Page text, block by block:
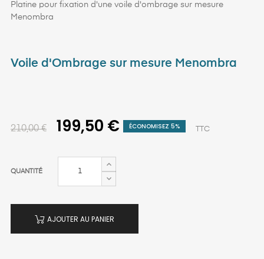
Platine pour fixation d'une voile d'ombrage sur mesure
Menombra
Voile d'Ombrage sur mesure Menombra
210,00 € 199,50 € ÉCONOMISEZ 5% TTC
QUANTITÉ
AJOUTER AU PANIER